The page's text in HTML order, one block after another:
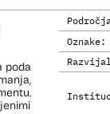
Oznake:
poda